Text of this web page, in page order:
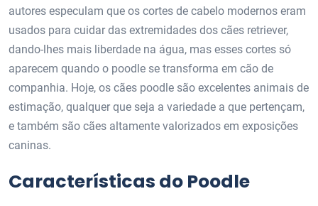
autores especulam que os cortes de cabelo modernos eram
usados ​​para cuidar das extremidades dos cães retriever,
dando-lhes mais liberdade na água, mas esses cortes só
aparecem quando o poodle se transforma em cão de
companhia. Hoje, os cães poodle são excelentes animais de
estimação, qualquer que seja a variedade a que pertençam,
e também são cães altamente valorizados em exposições
caninas.
Características do Poodle